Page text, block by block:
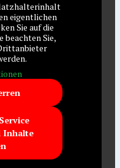
eigentlichen
Sie auf die
beachten Sie,
Inhalte